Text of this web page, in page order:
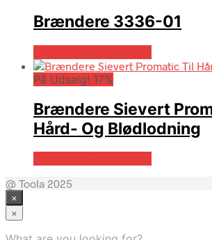
Brændere 3336-01
På Udsalg! 17%
Brændere Sievert
Hård- Og Blødlodning
@ Toola 2025
×
×